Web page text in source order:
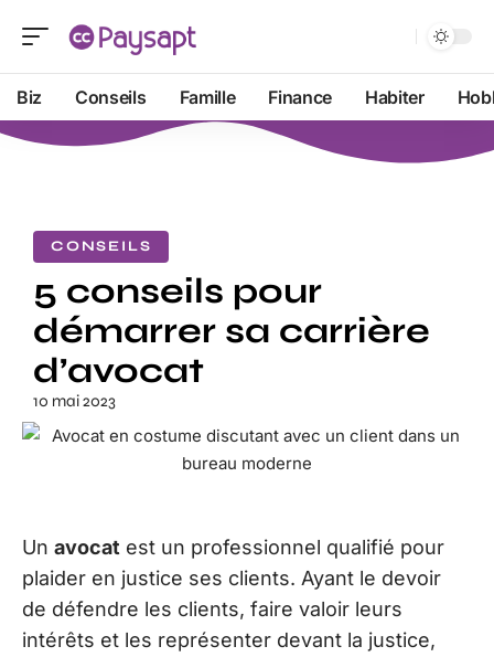
Biz Conseils Famille Finance Habiter
CONSEILS
5 conseils pour
démarrer sa carrière
d’avocat
10 mai 2023
Un avocat est un professionnel qualifié pour
plaider en justice ses clients. Ayant le devoir
de défendre les clients, faire valoir leurs
intérêts et les représenter devant la justice,